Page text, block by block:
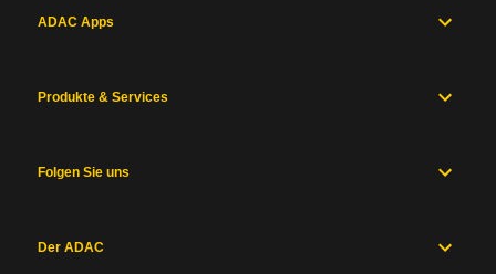
ADAC Apps
Produkte & Services
Folgen Sie uns
Der ADAC